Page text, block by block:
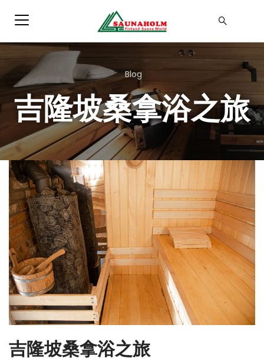
Blog
吉隆坡桑拿浴之旅
吉隆坡桑拿浴之旅